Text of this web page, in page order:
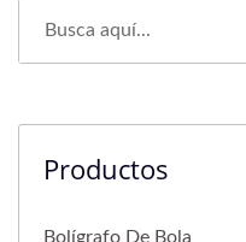
Productos
Bolígrafo De Bola